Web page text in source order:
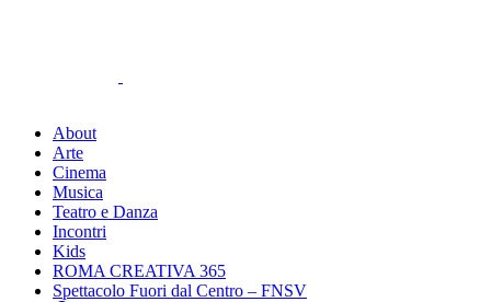
About
Arte
Cinema
Musica
Teatro e Danza
Incontri
Kids
ROMA CREATIVA 365
Spettacolo Fuori dal Centro – FNSV